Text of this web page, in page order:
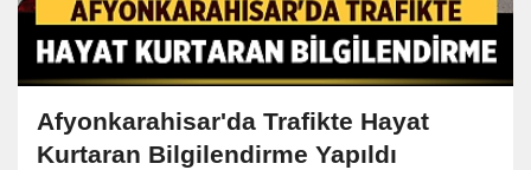
Afyonkarahisar'da Trafikte Hayat
Kurtaran Bilgilendirme Yapıldı